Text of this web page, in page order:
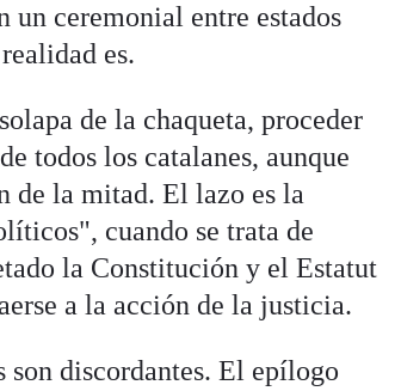
un ceremonial entre estados
es.
de la chaqueta, proceder
todos los catalanes, aunque
de la mitad. El lazo es la
cuando se trata de
la Constitución y el Estatut
a la acción de la justicia.
son discordantes. El epílogo